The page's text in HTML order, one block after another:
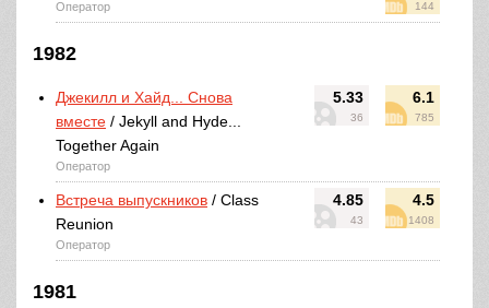
144
Оператор
1982
5.33
36
6.1
785
Джекилл и Хайд... Снова
вместе / Jekyll and Hyde...
Together Again
Оператор
4.85
43
4.5
1408
Встреча выпускников / Class
Reunion
Оператор
1981